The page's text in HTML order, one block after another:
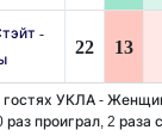
-
22 13
гостях УКЛА -
раз проиграл, 2 раза